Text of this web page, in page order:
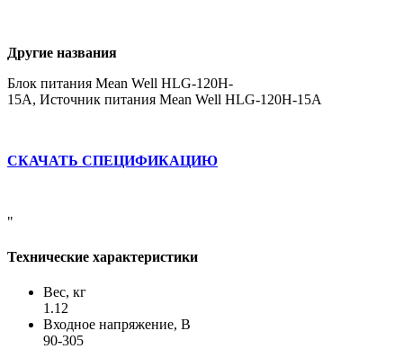
Другие названия
Блок питания Mean Well HLG-120H-
15A, Источник питания Mean Well HLG-120H-15A
СКАЧАТЬ СПЕЦИФИКАЦИЮ
"
Технические характеристики
Вес, кг
1.12
Входное напряжение, В
90-305